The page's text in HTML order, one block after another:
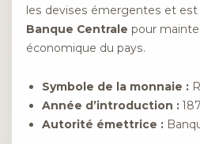
les devises émergentes et est
Banque Centrale pour
économique du pays.
Symbole de la monnaie :
Année d’introduction :
Autorité émettrice :